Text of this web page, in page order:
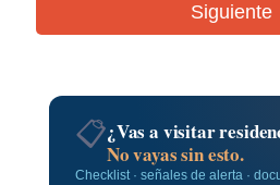
📋¿Vas a visitar
No vayas sin esto.
Checklist · señales de alerta ·